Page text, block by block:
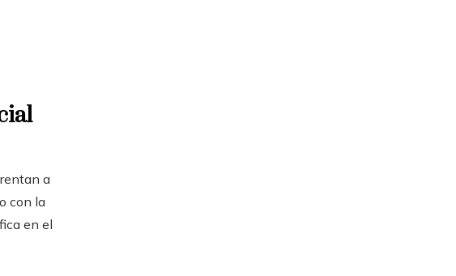
a
con la
en el